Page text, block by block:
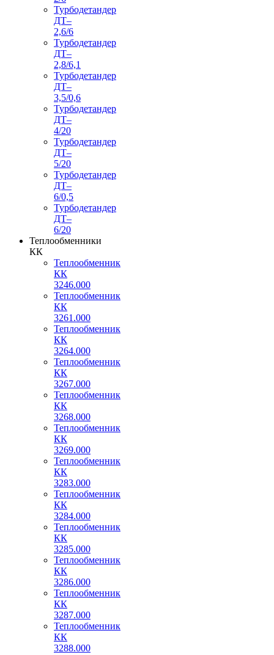
Турбодетандер
ДТ–
2,6/6
Турбодетандер
ДТ–
2,8/6,1
Турбодетандер
ДТ–
3,5/0,6
Турбодетандер
ДТ–
4/20
Турбодетандер
ДТ–
5/20
Турбодетандер
ДТ–
6/0,5
Турбодетандер
ДТ–
6/20
Теплообменники
КК
Теплообменник
КК
3246.000
Теплообменник
КК
3261.000
Теплообменник
КК
3264.000
Теплообменник
КК
3267.000
Теплообменник
КК
3268.000
Теплообменник
КК
3269.000
Теплообменник
КК
3283.000
Теплообменник
КК
3284.000
Теплообменник
КК
3285.000
Теплообменник
КК
3286.000
Теплообменник
КК
3287.000
Теплообменник
КК
3288.000